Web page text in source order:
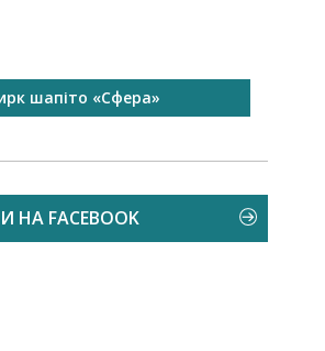
шапіто «Сфера»
НА FACEBOOK